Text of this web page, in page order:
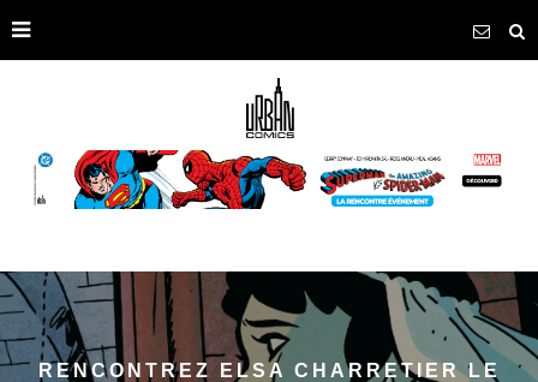
RENCONTREZ ELSA CHARRETIER LE